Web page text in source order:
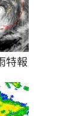
特報